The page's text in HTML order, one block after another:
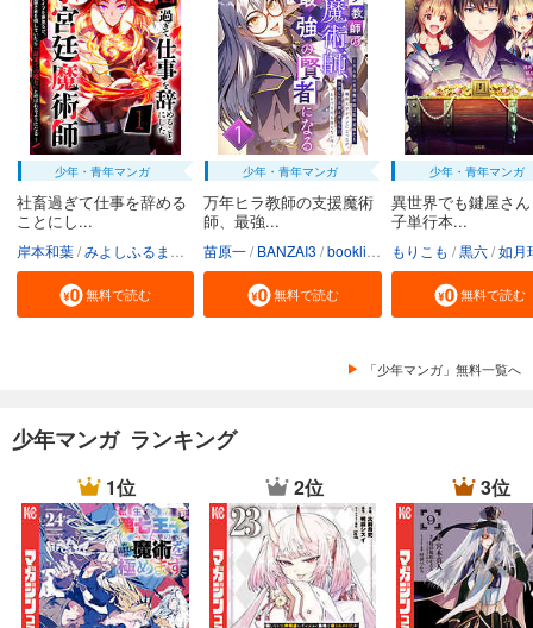
少年・青年マンガ
社畜過ぎて仕事を辞める
ことにし...
岸本和葉 みよしふるまち booklistaSTUDIO
無料で読む
少年・青年マンガ
万年ヒラ教師の支援魔術
師、最強...
苗原一 BANZAI3 booklistaSTUDIO
無料で読む
少年・青年マンガ
異世界でも鍵屋さ
子単行本...
もりこも 黒六 如月
無料で読む
「少年マンガ」無料一覧へ
少年マンガ ランキング
1位 2位 3位